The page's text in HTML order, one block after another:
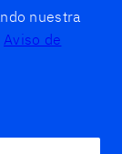
nuestra
Aviso de